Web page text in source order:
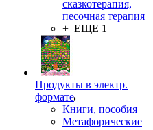
сказкотерапия,
песочная терапия
+ ЕЩЕ 1
Продукты в электр.
формате
Книги, пособия
Метафорические